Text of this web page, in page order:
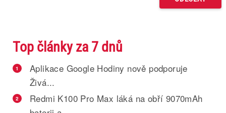
Top články za 7 dnů
1
Aplikace Google Hodiny nově podporuje
Živá...
2
Redmi K100 Pro Max láká na obří 9070mAh